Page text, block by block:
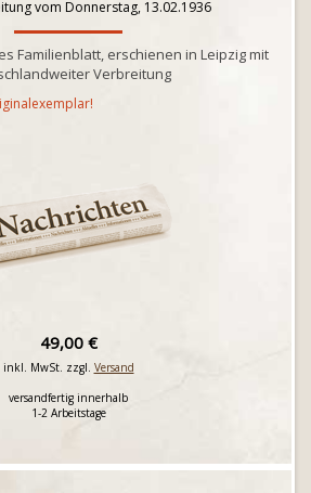
vom Donnerstag, 13.02.1936
Familienblatt, erschienen in Leipzig mit
Verbreitung
49,00 €
inkl. MwSt. zzgl. Versand
versandfertig innerhalb
1-2 Arbeitstage